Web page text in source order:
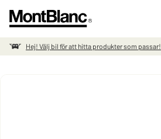
Hej! Välj bil för att hitta produkter som passar!